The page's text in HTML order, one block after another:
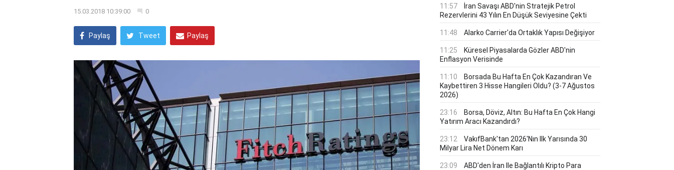
15.03.2018 10:39:00 0
Paylaş Tweet Paylaş
11:57
İran Savaşı ABD'nin Stratejik Petrol
Rezervlerini 43 Yılın En Düşük Seviyesine Çekti
11:48 Alarko Carrier'da Ortaklık Yapısı Değişiyor
11:25
Küresel Piyasalarda Gözler ABD'nin
Enflasyon Verisinde
11:10
Borsada Bu Hafta En Çok Kazandıran Ve
Kaybettiren 3 Hisse Hangileri Oldu? (3-7 Ağustos
2026)
23:16
Borsa, Döviz, Altın: Bu Hafta En Çok Hangi
Yatırım Aracı Kazandırdı?
23:12
VakıfBank'tan 2026'nın Ilk Yarısında 30
Milyar Lira Net Dönem Karı
23:09
ABD'den İran Ile Bağlantılı Kripto Para